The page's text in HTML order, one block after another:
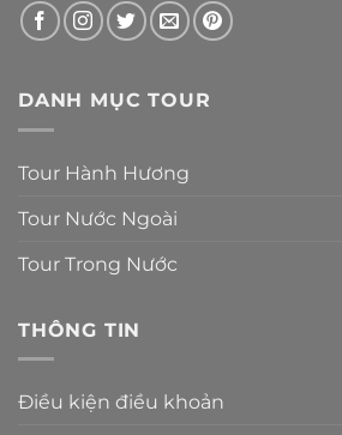
DANH MỤC TOUR
Tour Hành Hương
Tour Nước Ngoài
Tour Trong Nước
THÔNG TIN
Điều kiện điều khoản